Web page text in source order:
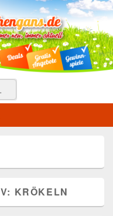
KRÖKELN